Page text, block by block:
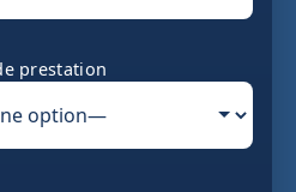
prestation